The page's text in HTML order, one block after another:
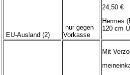
EU-Ausland (2)
nur gegen
Vorkasse
24,50 €
Hermes
120 cm
Mit